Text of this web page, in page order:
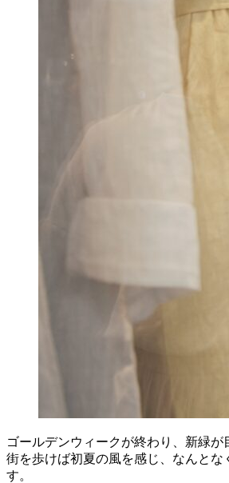
ゴールデンウィークが終わり、新緑が
街を歩けば初夏の風を感じ、なんとな
す。